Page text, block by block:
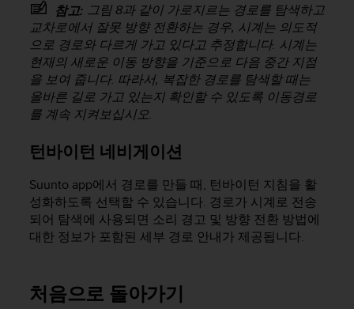
참고: 그림 8과 같이 가로지르는 경로를 탐색하고
교차로에서 잘못 방향 전환하는 경우, 시계는 의도적
으로 경로와 다르게 가고 있다고 추정합니다. 시계는
현재의 새로운 이동 방향을 기준으로 다음 중간 지점
을 보여 줍니다. 따라서, 복잡한 경로를 탐색할 때는
올바른 길로 가고 있는지 확인할 수 있도록 이동경로
를 계속 지켜보십시오.
턴바이턴 네비게이션
Suunto app에서 경로를 만들 때, 턴바이턴 지침을 활
성화하도록 선택할 수 있습니다. 경로가 시계로 전송
되어 탐색에 사용되면 소리 경고 및 방향 전환 방법에
대한 정보가 포함된 세부 경로 안내가 제공됩니다.
처음으로 돌아가기